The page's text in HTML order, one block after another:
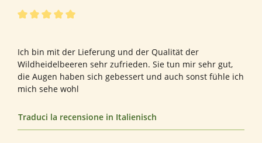
Ich bin mit der Lieferung und der Qualität der
Wildheidelbeeren sehr zufrieden. Sie tun mir sehr gut,
die Augen haben sich gebessert und auch sonst fühle ich
mich sehe wohl
Traduci la recensione in Italienisch